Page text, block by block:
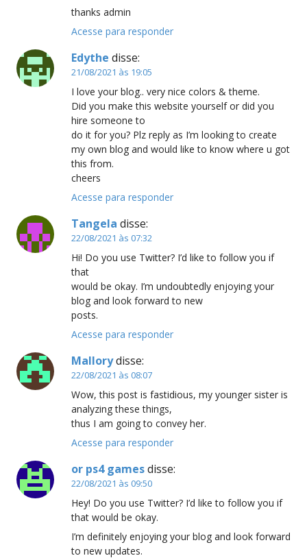
thanks admin
Acesse para responder
Edythe disse:
21/08/2021 às 19:05
I love your blog.. very nice colors & theme.
Did you make this website yourself or did you
hire someone to
do it for you? Plz reply as I’m looking to create
my own blog and would like to know where u got
this from.
cheers
Acesse para responder
Tangela disse:
22/08/2021 às 07:32
Hi! Do you use Twitter? I’d like to follow you if
that
would be okay. I’m undoubtedly enjoying your
blog and look forward to new
posts.
Acesse para responder
Mallorydisse:
22/08/2021 às 08:07
Wow, this post is fastidious, my younger sister is
analyzing these things,
thus I am going to convey her.
Acesse para responder
or ps4 gamesdisse:
22/08/2021 às 09:50
Hey! Do you use Twitter? I’d like to follow you if
that would be okay.
I’m definitely enjoying your blog and look forward
to new updates.